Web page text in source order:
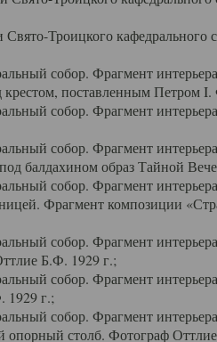
Свято-Троицкого
собор. Фрагмент
крестом, поставленным Петром
собор. Фрагмент
собор. Фрагмент
балдахином образ Тайной
собор. Фрагмент
Фрагмент композиции
собор. Фрагмент
Б.Ф. 1929 г.;
собор. Фрагмент
1929 г.;
собор. Фрагмент
опорный столб. Фотограф